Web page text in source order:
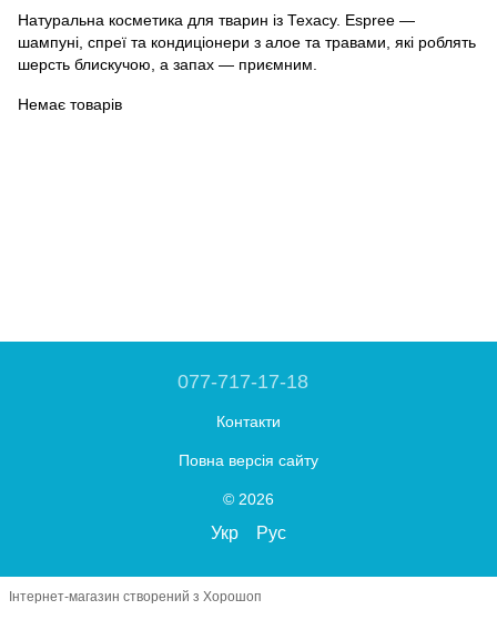
Натуральна косметика для тварин із Техасу. Espree —
шампуні, спреї та кондиціонери з алое та травами, які роблять
шерсть блискучою, а запах — приємним.
Немає товарів
077-717-17-18
Контакти
Повна версія сайту
© 2026
Укр Рус
Інтернет-магазин створений з Хорошоп